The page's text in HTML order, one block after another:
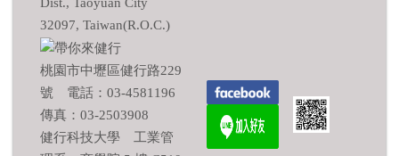
Dist., Taoyuan City
32097, Taiwan(R.O.C.)
桃園市中壢區健行路229
號 電話：03-4581196
傳真：03-2503908
健行科技大學 工業管